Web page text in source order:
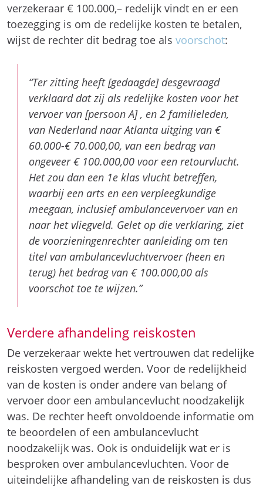
verzekeraar € 100.000,– redelijk vindt en er een
toezegging is om de redelijke kosten te betalen,
wijst de rechter dit bedrag toe als voorschot:
“Ter zitting heeft [gedaagde] desgevraagd
verklaard dat zij als redelijke kosten voor het
vervoer van [persoon A] , en 2 familieleden,
van Nederland naar Atlanta uitging van €
60.000-€ 70.000,00, van een bedrag van
ongeveer € 100.000,00 voor een retourvlucht.
Het zou dan een 1e klas vlucht betreffen,
waarbij een arts en een verpleegkundige
meegaan, inclusief ambulancevervoer van en
naar het vliegveld. Gelet op die verklaring, ziet
de voorzieningenrechter aanleiding om ten
titel van ambulancevluchtvervoer (heen en
terug) het bedrag van € 100.000,00 als
voorschot toe te wijzen.”
Verdere afhandeling reiskosten
De verzekeraar wekte het vertrouwen dat redelijke
reiskosten vergoed werden. Voor de redelijkheid
van de kosten is onder andere van belang of
vervoer door een ambulancevlucht noodzakelijk
was. De rechter heeft onvoldoende informatie om
te beoordelen of een ambulancevlucht
noodzakelijk was. Ook is onduidelijk wat er is
besproken over ambulancevluchten. Voor de
uiteindelijke afhandeling van de reiskosten is dus